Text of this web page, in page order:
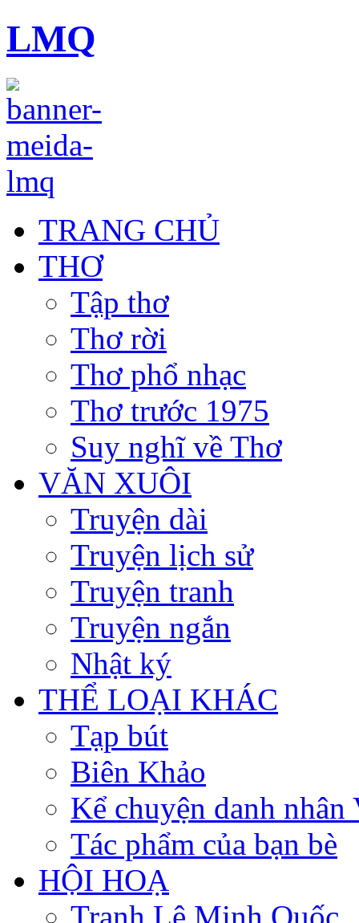
LMQ
TRANG CHỦ
THƠ
Tập thơ
Thơ rời
Thơ phổ nhạc
Thơ trước 1975
Suy nghĩ về Thơ
VĂN XUÔI
Truyện dài
Truyện lịch sử
Truyện tranh
Truyện ngắn
Nhật ký
THỂ LOẠI KHÁC
Tạp bút
Biên Khảo
Kể chuyện danh nhân
Tác phẩm của bạn bè
HỘI HOẠ
Tranh Lê Minh Quốc